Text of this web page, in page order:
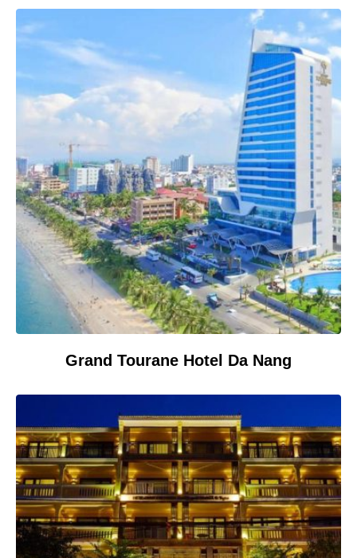
Grand Tourane Hotel Da Nang